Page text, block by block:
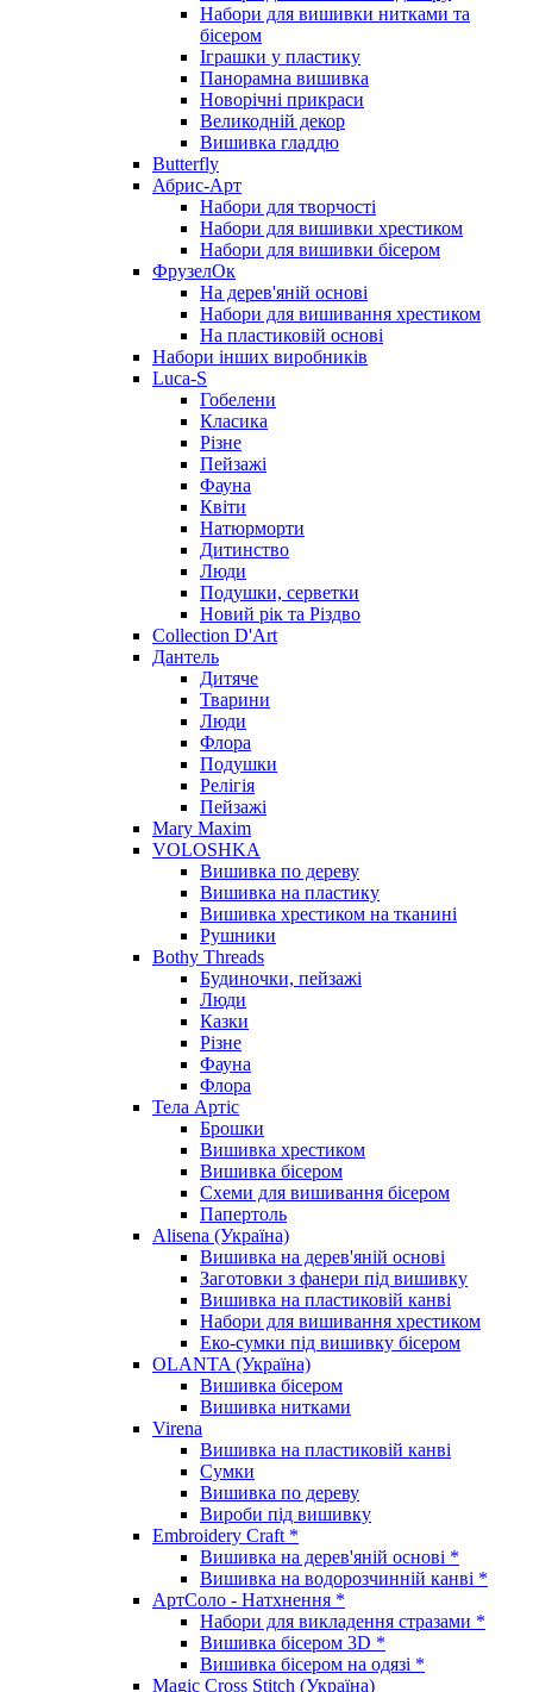
Набори для вишивки нитками та
бісером
Іграшки у пластику
Панорамна вишивка
Новорічні прикраси
Великодній декор
Вишивка гладдю
Butterfly
Абрис-Арт
Набори для творчості
Набори для вишивки хрестиком
Набори для вишивки бісером
ФрузелОк
На дерев'яній основі
Набори для вишивання хрестиком
На пластиковій основі
Набори інших виробників
Luca-S
Гобелени
Класика
Різне
Пейзажі
Фауна
Квіти
Натюрморти
Дитинство
Люди
Подушки, серветки
Новий рік та Різдво
Collection D'Art
Дантель
Дитяче
Тварини
Люди
Флора
Подушки
Релігія
Пейзажі
Mary Maxim
VOLOSHKA
Вишивка по дереву
Вишивка на пластику
Вишивка хрестиком на тканині
Рушники
Bothy Threads
Будиночки, пейзажі
Люди
Казки
Різне
Фауна
Флора
Тела Артіс
Брошки
Вишивка хрестиком
Вишивка бісером
Схеми для вишивання бісером
Папертоль
Alisena (Україна)
Вишивка на дерев'яній основі
Заготовки з фанери під вишивку
Вишивка на пластиковій канві
Набори для вишивання хрестиком
Еко-сумки під вишивку бісером
OLANTA (Україна)
Вишивка бісером
Вишивка нитками
Virena
Вишивка на пластиковій канві
Сумки
Вишивка по дереву
Вироби під вишивку
Embroidery Craft *
Вишивка на дерев'яній основі *
Вишивка на водорозчинній канві *
АртСоло - Натхнення *
Набори для викладення стразами *
Вишивка бісером 3D *
Вишивка бісером на одязі *
Magic Cross Stitch (Україна)